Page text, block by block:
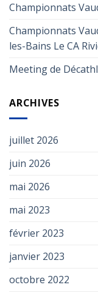
Championnats
Championnats
les-Bains Le CA
Meeting de
ARCHIVES
juillet 2026
juin 2026
mai 2026
mai 2023
février 2023
janvier 2023
octobre 2022